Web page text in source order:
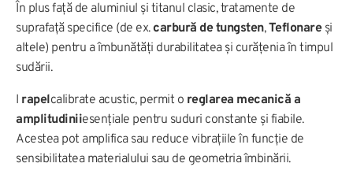
În plus față de aluminiul și titanul clasic, tratamente de
suprafață specifice (de ex.carbură de tungsten,Teflonareși
altele) pentru a îmbunătăți durabilitatea și curățenia în timpul
sudării.
I rapelcalibrate acustic, permit o reglarea mecanică a
amplitudiniiesențiale pentru suduri constante și fiabile.
Acestea pot amplifica sau reduce vibrațiile în funcție de
sensibilitatea materialului sau de geometria îmbinării.